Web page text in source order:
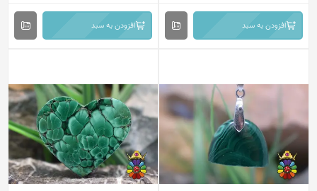
افزودن به سبد افزودن به سبد